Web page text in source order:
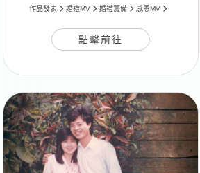
作品發表 婚禮MV 婚禮籌備 感恩MV
點擊前往